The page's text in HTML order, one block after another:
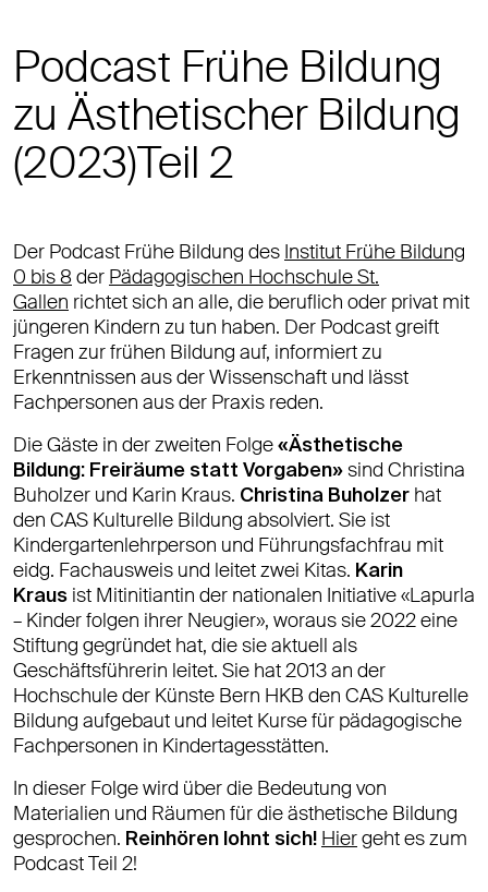
Podcast Frühe Bildung
zu Ästhetischer Bildung
(2023)Teil 2
Der Podcast Frühe Bildung des Institut Frühe Bildung
0 bis 8 der Pädagogischen Hochschule St.
Gallen richtet sich an alle, die beruflich oder privat mit
jüngeren Kindern zu tun haben. Der Podcast greift
Fragen zur frühen Bildung auf, informiert zu
Erkenntnissen aus der Wissenschaft und lässt
Fachpersonen aus der Praxis reden.
Die Gäste in der zweiten Folge«Ästhetische
Bildung: Freiräume statt Vorgaben»sind Christina
Buholzer und Karin Kraus. Christina Buholzer hat
den CAS Kulturelle Bildung absolviert. Sie ist
Kindergartenlehrperson und Führungsfachfrau mit
eidg. Fachausweis und leitet zwei Kitas. Karin
Kraus ist Mitinitiantin der nationalen Initiative «Lapurla
– Kinder folgen ihrer Neugier», woraus sie 2022 eine
Stiftung gegründet hat, die sie aktuell als
Geschäftsführerin leitet. Sie hat 2013 an der
Hochschule der Künste Bern HKB den CAS Kulturelle
Bildung aufgebaut und leitet Kurse für pädagogische
Fachpersonen in Kindertagesstätten.
In dieser Folge wird über die Bedeutung von
Materialien und Räumen für die ästhetische Bildung
gesprochen. Reinhören lohnt sich! Hiergeht es zum
Podcast Teil 2!